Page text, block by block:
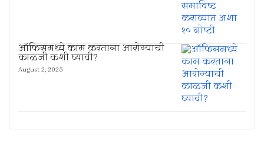
ऑफिसमध्ये काम करताना आरोग्याची
काळजी कशी घ्यावी?
August 2, 2025